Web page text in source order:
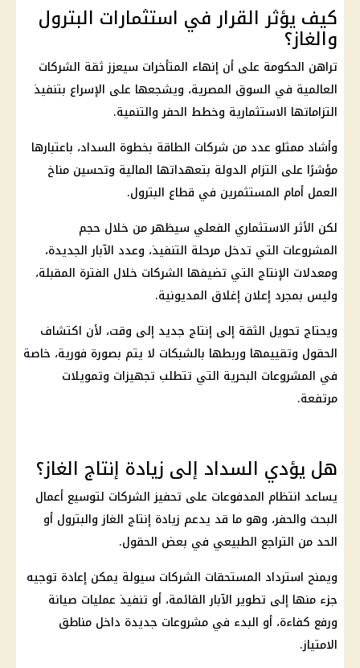
كيف يؤثر القرار في استثمارات البترول
والغاز؟
تراهن الحكومة على أن إنهاء المتأخرات سيعزز ثقة الشركات
العالمية في السوق المصرية، ويشجعها على الإسراع بتنفيذ
التزاماتها الاستثمارية وخطط الحفر والتنمية.
وأشاد ممثلو عدد من شركات الطاقة بخطوة السداد، باعتبارها
مؤشرًا على التزام الدولة بتعهداتها المالية وتحسين مناخ
العمل أمام المستثمرين في قطاع البترول.
لكن الأثر الاستثماري الفعلي سيظهر من خلال حجم
المشروعات التي تدخل مرحلة التنفيذ، وعدد الآبار الجديدة،
ومعدلات الإنتاج التي تضيفها الشركات خلال الفترة المقبلة،
وليس بمجرد إعلان إغلاق المديونية.
ويحتاج تحويل الثقة إلى إنتاج جديد إلى وقت، لأن اكتشاف
الحقول وتقييمها وربطها بالشبكات لا يتم بصورة فورية، خاصة
في المشروعات البحرية التي تتطلب تجهيزات وتمويلات
مرتفعة.
هل يؤدي السداد إلى زيادة إنتاج الغاز؟
يساعد انتظام المدفوعات على تحفيزالشركات لتوسيع أعمال
البحث والحفر، وهو ما قد يدعم زيادة إنتاج الغاز والبترول أو
الحد من التراجع الطبيعي في بعض الحقول.
ويمنح استرداد المستحقات الشركات سيولة يمكن إعادة توجيه
جزء منها إلى تطوير الآبار القائمة، أو تنفيذ عمليات صيانة
ورفع كفاءة، أو البدء في مشروعات جديدة داخل مناطق
الامتياز.